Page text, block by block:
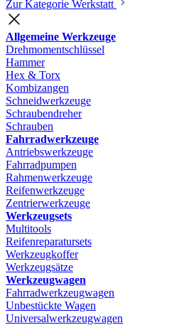
Zur Kategorie Werkstatt
Allgemeine Werkzeuge
Drehmomentschlüssel
Hammer
Hex & Torx
Kombizangen
Schneidwerkzeuge
Schraubendreher
Schrauben
Fahrradwerkzeuge
Antriebswerkzeuge
Fahrradpumpen
Rahmenwerkzeuge
Reifenwerkzeuge
Zentrierwerkzeuge
Werkzeugsets
Multitools
Reifenreparatursets
Werkzeugkoffer
Werkzeugsätze
Werkzeugwagen
Fahrradwerkzeugwagen
Unbestückte Wagen
Universalwerkzeugwagen